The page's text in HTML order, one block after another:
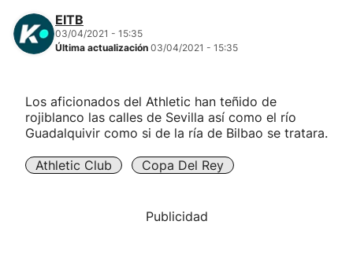
Atletismo
Más deportes
"Helmuga"
EITB
03/04/2021 - 15:35
Última actualización 03/04/2021 - 15:35
Los aficionados del Athletic han teñido de
rojiblanco las calles de Sevilla así como el río
Guadalquivir como si de la ría de Bilbao se tratara.
Athletic Club Copa Del Rey
Publicidad